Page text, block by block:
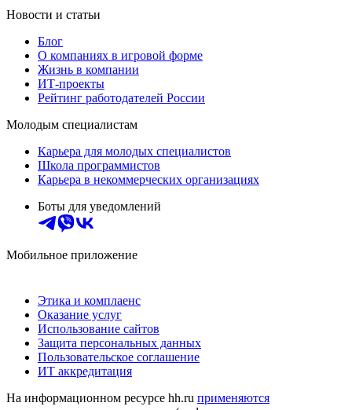
Новости и статьи
Блог
О компаниях в игровой форме
Жизнь в компании
ИТ-проекты
Рейтинг работодателей России
Молодым специалистам
Карьера для молодых специалистов
Школа программистов
Карьера в некоммерческих организациях
Боты для уведомлений
Мобильное приложение
Этика и комплаенс
Оказание услуг
Использование сайтов
Защита персональных данных
Пользовательское соглашение
ИТ аккредитация
На информационном ресурсе hh.ru применяются